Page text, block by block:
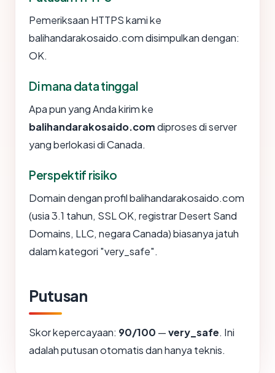
Pemeriksaan HTTPS kami ke
balihandarakosaido.com disimpulkan dengan:
OK.
Di mana data tinggal
Apa pun yang Anda kirim ke
balihandarakosaido.comdiproses di server
yang berlokasi di Canada.
Perspektif risiko
Domain dengan profil balihandarakosaido.com
(usia 3.1 tahun, SSL OK, registrar Desert Sand
Domains, LLC, negara Canada) biasanya jatuh
dalam kategori "very_safe".
Putusan
Skor kepercayaan: 90/100 —very_safe. Ini
adalah putusan otomatis dan hanya teknis.